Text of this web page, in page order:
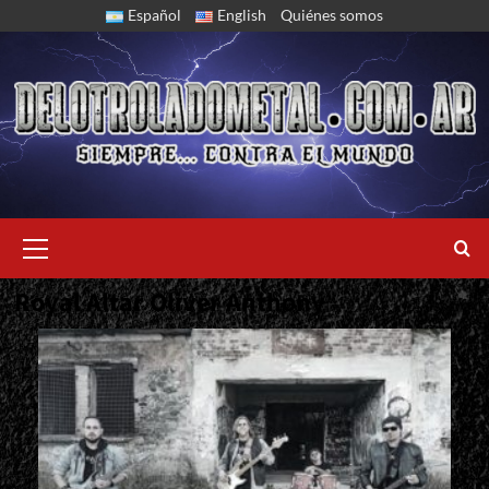
Español English Quiénes somos
Menu
Royal Altar Oliver Anthony